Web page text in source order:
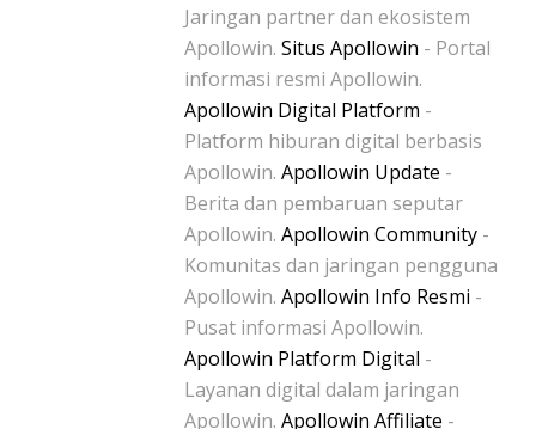
Jaringan partner dan ekosistem
Apollowin. Situs Apollowin - Portal
informasi resmi Apollowin.
Apollowin Digital Platform -
Platform hiburan digital berbasis
Apollowin. Apollowin Update -
Berita dan pembaruan seputar
Apollowin. Apollowin Community -
Komunitas dan jaringan pengguna
Apollowin. Apollowin Info Resmi -
Pusat informasi Apollowin.
Apollowin Platform Digital -
Layanan digital dalam jaringan
Apollowin. Apollowin Affiliate -